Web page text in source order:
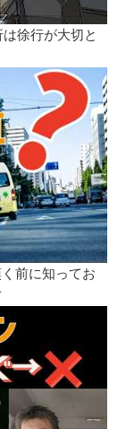
は徐行が大切と
前に知ってお